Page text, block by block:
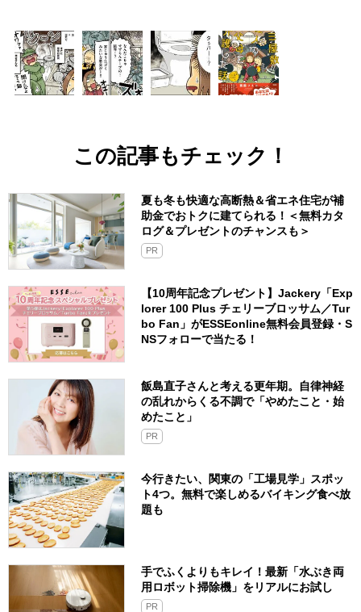
この記事もチェック！
夏も冬も快適な高断熱＆省エネ住宅が補
助金でおトクに建てられる！＜無料カタ
ログ＆プレゼントのチャンスも＞
PR
【10周年記念プレゼント】Jackery「Exp
lorer 100 Plus チェリーブロッサム／Tur
bo Fan」がESSEonline無料会員登録・S
NSフォローで当たる！
飯島直子さんと考える更年期。自律神経
の乱れからくる不調で「やめたこと・始
めたこと」
PR
今行きたい、関東の「工場見学」スポッ
ト4つ。無料で楽しめるバイキング食べ放
題も
手でふくよりもキレイ！最新「水ぶき両
用ロボット掃除機」をリアルにお試し
PR